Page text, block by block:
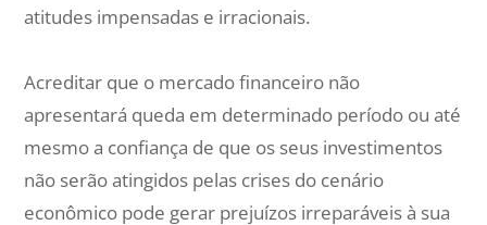
atitudes impensadas e irracionais.
Acreditar que o mercado financeiro não
apresentará queda em determinado período ou até
mesmo a confiança de que os seus investimentos
não serão atingidos pelas crises do cenário
econômico pode gerar prejuízos irreparáveis à sua